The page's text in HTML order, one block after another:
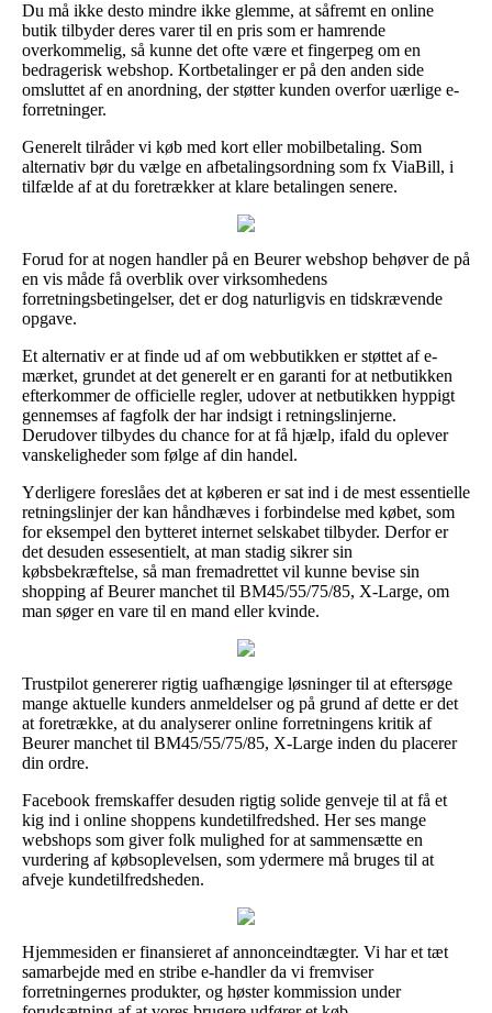
Du må ikke desto mindre ikke glemme, at såfremt en online
butik tilbyder deres varer til en pris som er hamrende
overkommelig, så kunne det ofte være et fingerpeg om en
bedragerisk webshop. Kortbetalinger er på den anden side
omsluttet af en anordning, der støtter kunden overfor uærlige e-
forretninger.
Generelt tilråder vi køb med kort eller mobilbetaling. Som
alternativ bør du vælge en afbetalingsordning som fx ViaBill, i
tilfælde af at du foretrækker at klare betalingen senere.
Forud for at nogen handler på en Beurer webshop behøver de på
en vis måde få overblik over virksomhedens
forretningsbetingelser, det er dog naturligvis en tidskrævende
opgave.
Et alternativ er at finde ud af om webbutikken er støttet af e-
mærket, grundet at det generelt er en garanti for at netbutikken
efterkommer de officielle regler, udover at netbutikken hyppigt
gennemses af fagfolk der har indsigt i retningslinjerne.
Derudover tilbydes du chance for at få hjælp, ifald du oplever
vanskeligheder som følge af din handel.
Yderligere foreslåes det at køberen er sat ind i de mest essentielle
retningslinjer der kan håndhæves i forbindelse med købet, som
for eksempel den bytteret internet selskabet tilbyder. Derfor er
det desuden essesentielt, at man stadig sikrer sin
købsbekræftelse, så man fremadrettet vil kunne bevise sin
shopping af Beurer manchet til BM45/55/75/85, X-Large, om
man søger en vare til en mand eller kvinde.
Trustpilot genererer rigtig uafhængige løsninger til at eftersøge
mange aktuelle kunders anmeldelser og på grund af dette er det
at foretrække, at du analyserer online forretningens kritik af
Beurer manchet til BM45/55/75/85, X-Large inden du placerer
din ordre.
Facebook fremskaffer desuden rigtig solide genveje til at få et
kig ind i online shoppens kundetilfredshed. Her ses mange
webshops som giver folk mulighed for at sammensætte en
vurdering af købsoplevelsen, som ydermere må bruges til at
afveje kundetilfredsheden.
Hjemmesiden er finansieret af annonceindtægter. Vi har et tæt
samarbejde med en stribe e-handler da vi fremviser
forretningernes produkter, og høster kommission under